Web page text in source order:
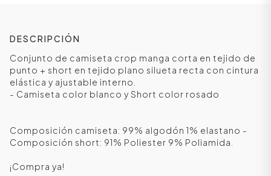
DESCRIPCIÓN
Conjunto de camiseta crop manga corta en tejido de
punto + short en tejido plano silueta recta con cintura
elástica y ajustable interno.
- Camiseta color blanco y Short color rosado
Composición camiseta: 99% algodón 1% elastano -
Composición short: 91% Poliester 9% Poliamida.
¡Compra ya!